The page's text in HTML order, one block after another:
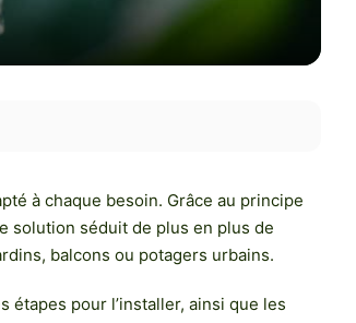
à chaque besoin. Grâce au principe
solution séduit de plus en plus de
balcons ou potagers urbains.
pour l’installer, ainsi que les